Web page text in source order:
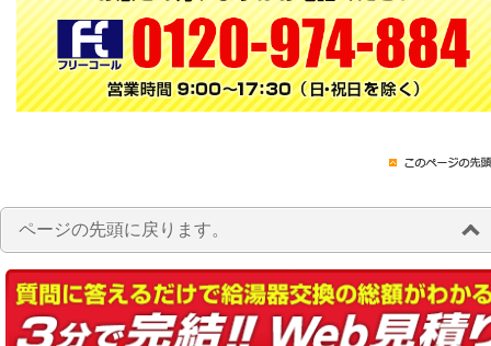
ページの先頭に戻ります。